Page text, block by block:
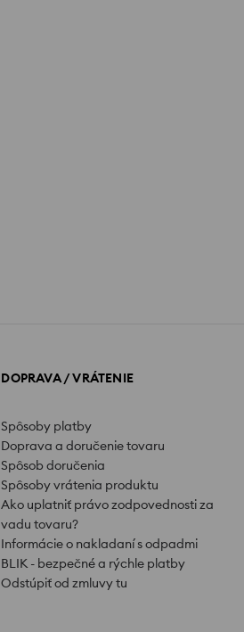
DOPRAVA / VRÁTENIE
Spôsoby platby
Doprava a doručenie tovaru
Spôsob doručenia
Spôsoby vrátenia produktu
Ako uplatniť právo zodpovednosti za
vadu tovaru?
Informácie o nakladaní s odpadmi
BLIK - bezpečné a rýchle platby
Odstúpiť od zmluvy tu